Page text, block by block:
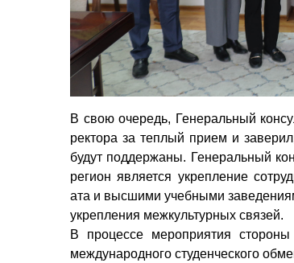
В свою очередь, Генеральный
ректора за теплый прием и
будут поддержаны. Генеральный
регион является укрепление
ата и высшими учебными
укрепления межкультурных связей.
В процессе мероприятия
международного студенческого